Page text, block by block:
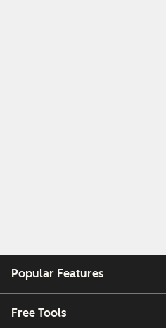
Popular Features
Free Tools